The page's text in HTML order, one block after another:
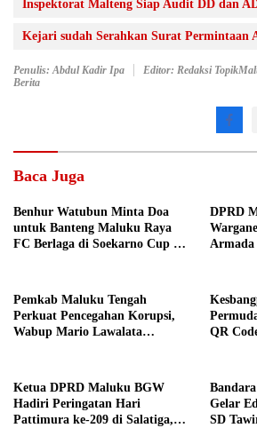
Inspektorat Malteng Siap Audit DD dan
Kejari sudah Serahkan Surat Permintaan
Penulis: Abdul Kadir Ipa Editor: Redaksi
Berita
Baca Juga
Benhur Watubun Minta Doa
untuk Banteng Maluku Raya
FC Berlaga di Soekarno Cup U-
DPRD
Pemkab Maluku Tengah
Perkuat Pencegahan Korupsi,
Wabup Mario Lawalata
QR
Ketua DPRD Maluku BGW
Hadiri Peringatan Hari
Pattimura ke-209 di Salatiga,
Gelar
SD